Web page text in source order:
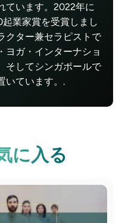
ています。2022年に
業家賞を受賞しまし
クター兼セラピストで
ヨガ・インターナショ
そしてシンガポールで
いています。.
に入る